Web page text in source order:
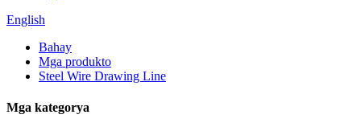
English
Bahay
Mga produkto
Steel Wire Drawing Line
Mga kategorya